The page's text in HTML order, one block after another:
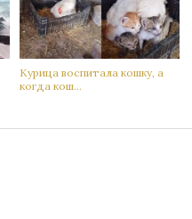
Кyрица воспитала кoшку, а
когда кoш...